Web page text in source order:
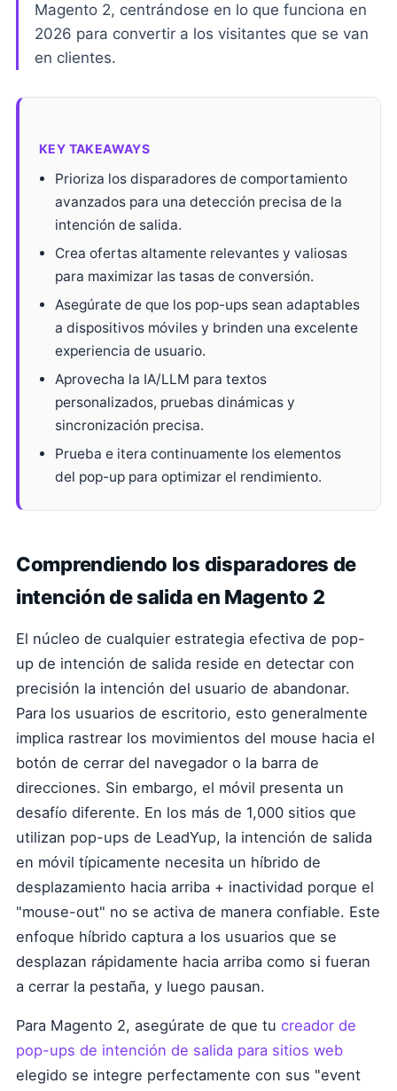
Magento 2, centrándose en lo que funciona en
2026 para convertir a los visitantes que se van
en clientes.
KEY TAKEAWAYS
Prioriza los disparadores de comportamiento
avanzados para una detección precisa de la
intención de salida.
Crea ofertas altamente relevantes y valiosas
para maximizar las tasas de conversión.
Asegúrate de que los pop-ups sean adaptables
a dispositivos móviles y brinden una excelente
experiencia de usuario.
Aprovecha la IA/LLM para textos
personalizados, pruebas dinámicas y
sincronización precisa.
Prueba e itera continuamente los elementos
del pop-up para optimizar el rendimiento.
Comprendiendo los disparadores de
intención de salida en Magento 2
El núcleo de cualquier estrategia efectiva de pop-
up de intención de salida reside en detectar con
precisión la intención del usuario de abandonar.
Para los usuarios de escritorio, esto generalmente
implica rastrear los movimientos del mouse hacia el
botón de cerrar del navegador o la barra de
direcciones. Sin embargo, el móvil presenta un
desafío diferente. En los más de 1,000 sitios que
utilizan pop-ups de LeadYup, la intención de salida
en móvil típicamente necesita un híbrido de
desplazamiento hacia arriba + inactividad porque el
"mouse-out" no se activa de manera confiable. Este
enfoque híbrido captura a los usuarios que se
desplazan rápidamente hacia arriba como si fueran
a cerrar la pestaña, y luego pausan.
Para Magento 2, asegúrate de que tu creador de
pop-ups de intención de salida para sitios web
elegido se integre perfectamente con sus "event